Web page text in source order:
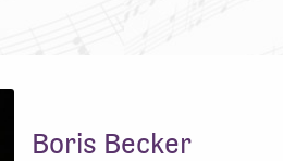
Boris Becker